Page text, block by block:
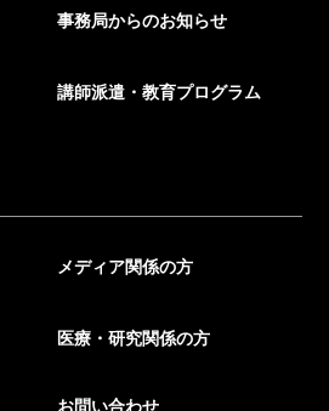
事務局からのお知らせ
講師派遣・教育プログラム
メディア関係の方
医療・研究関係の方
お問い合わせ